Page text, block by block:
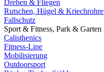
Drehen & Fliegen
Rutschen, Hügel & Kriechrohre
Fallschutz
Sport & Fitness, Park & Garten
Calisthenics
Fitness-Line
Mobilisierung
Outdoorsport